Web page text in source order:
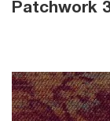
Patchwork